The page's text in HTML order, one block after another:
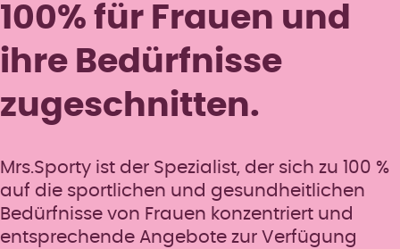
100% für Frauen und
ihre Bedürfnisse
zugeschnitten.
Mrs.Sporty ist der Spezialist, der sich zu 100 %
auf die sportlichen und gesundheitlichen
Bedürfnisse von Frauen konzentriert und
entsprechende Angebote zur Verfügung